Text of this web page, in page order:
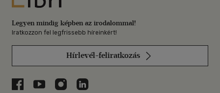
Legyen mindig képben az irodalommal!
Iratkozzon fel legfrissebb híreinkért!
Hírlevél-feliratkozás
Libri a Facebookon
Libri a Youtube-on
Libri az Instagramon
Libri a LinkedInen